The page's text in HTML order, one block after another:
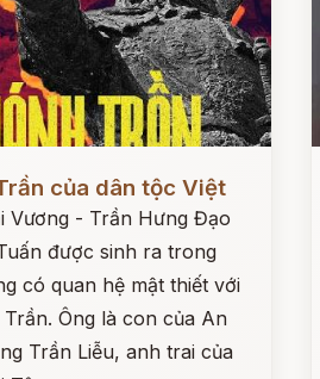
của dân tộc Việt
Vương - Trần Hưng Đạo
được sinh ra trong
có quan hệ mật thiết với
Ông là con của An
Trần Liễu, anh trai của